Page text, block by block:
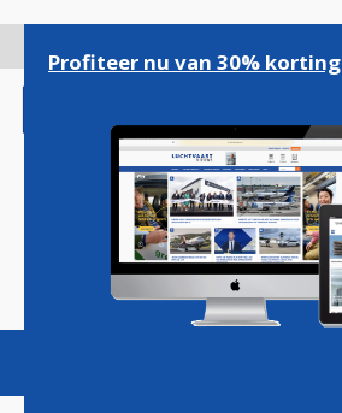
gaan
Magazine Podcasts
Profiteer nu van 30% korting